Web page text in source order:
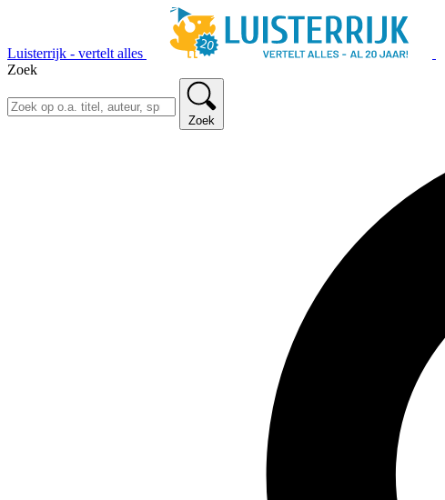
Luisterrijk - vertelt alles
Zoek
Zoek